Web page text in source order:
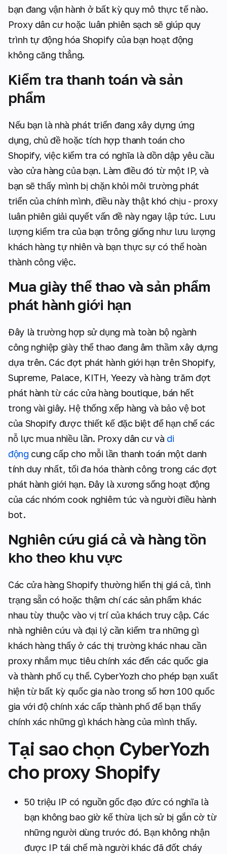
bạn đang vận hành ở bất kỳ quy mô thực tế nào.
Proxy dân cư hoặc luân phiên sạch sẽ giúp quy
trình tự động hóa Shopify của bạn hoạt động
không căng thẳng.
Kiểm tra thanh toán và sản
phẩm
Nếu bạn là nhà phát triển đang xây dựng ứng
dụng, chủ đề hoặc tích hợp thanh toán cho
Shopify, việc kiểm tra có nghĩa là dồn dập yêu cầu
vào cửa hàng của bạn. Làm điều đó từ một IP, và
bạn sẽ thấy mình bị chặn khỏi môi trường phát
triển của chính mình, điều này thật khó chịu - proxy
luân phiên giải quyết vấn đề này ngay lập tức. Lưu
lượng kiểm tra của bạn trông giống như lưu lượng
khách hàng tự nhiên và bạn thực sự có thể hoàn
thành công việc.
Mua giày thể thao và sản phẩm
phát hành giới hạn
Đây là trường hợp sử dụng mà toàn bộ ngành
công nghiệp giày thể thao đang âm thầm xây dựng
dựa trên. Các đợt phát hành giới hạn trên Shopify,
Supreme, Palace, KITH, Yeezy và hàng trăm đợt
phát hành từ các cửa hàng boutique, bán hết
trong vài giây. Hệ thống xếp hàng và bảo vệ bot
của Shopify được thiết kế đặc biệt để hạn chế các
nỗ lực mua nhiều lần. Proxy dân cư và di
động cung cấp cho mỗi lần thanh toán một danh
tính duy nhất, tối đa hóa thành công trong các đợt
phát hành giới hạn. Đây là xương sống hoạt động
của các nhóm cook nghiêm túc và người điều hành
bot.
Nghiên cứu giá cả và hàng tồn
kho theo khu vực
Các cửa hàng Shopify thường hiển thị giá cả, tình
trạng sẵn có hoặc thậm chí các sản phẩm khác
nhau tùy thuộc vào vị trí của khách truy cập. Các
nhà nghiên cứu và đại lý cần kiểm tra những gì
khách hàng thấy ở các thị trường khác nhau cần
proxy nhắm mục tiêu chính xác đến các quốc gia
và thành phố cụ thể. CyberYozh cho phép bạn xuất
hiện từ bất kỳ quốc gia nào trong số hơn 100 quốc
gia với độ chính xác cấp thành phố để bạn thấy
chính xác những gì khách hàng của mình thấy.
Tại sao chọn CyberYozh
cho proxy Shopify
50 triệu IP có nguồn gốc đạo đức có nghĩa là
bạn không bao giờ kế thừa lịch sử bị gắn cờ từ
những người dùng trước đó. Bạn không nhận
được IP tái chế mà người khác đã đốt cháy